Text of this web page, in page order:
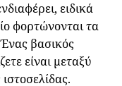
ειδικά
φορτώνονται τα
βασικός
είναι μεταξύ